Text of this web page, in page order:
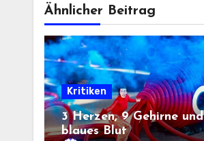
Ähnlicher Beitrag
Kritiken
3 Herzen, 9 Gehirne und
blaues Blut